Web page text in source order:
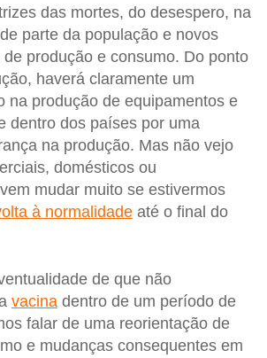
das mortes, do desespero, na
de parte da população e novos
produção e consumo. Do ponto
haverá claramente um
na produção de equipamentos e
dentro dos países por uma
na produção. Mas não vejo
domésticos ou
mudar muito se estivermos
à normalidade até o final do
de que não
vacina dentro de um período de
falar de uma reorientação de
e mudanças consequentes em